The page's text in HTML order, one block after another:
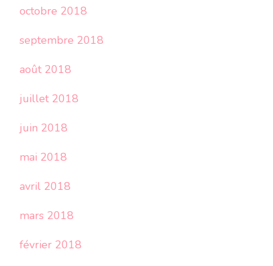
octobre 2018
septembre 2018
août 2018
juillet 2018
juin 2018
mai 2018
avril 2018
mars 2018
février 2018